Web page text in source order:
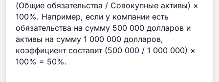
(Общие обязательства / Совокупные активы) ×
100%. Например, если у компании есть
обязательства на сумму 500 000 долларов и
активы на сумму 1 000 000 долларов,
коэффициент составит (500 000 / 1 000 000) ×
100% = 50%.